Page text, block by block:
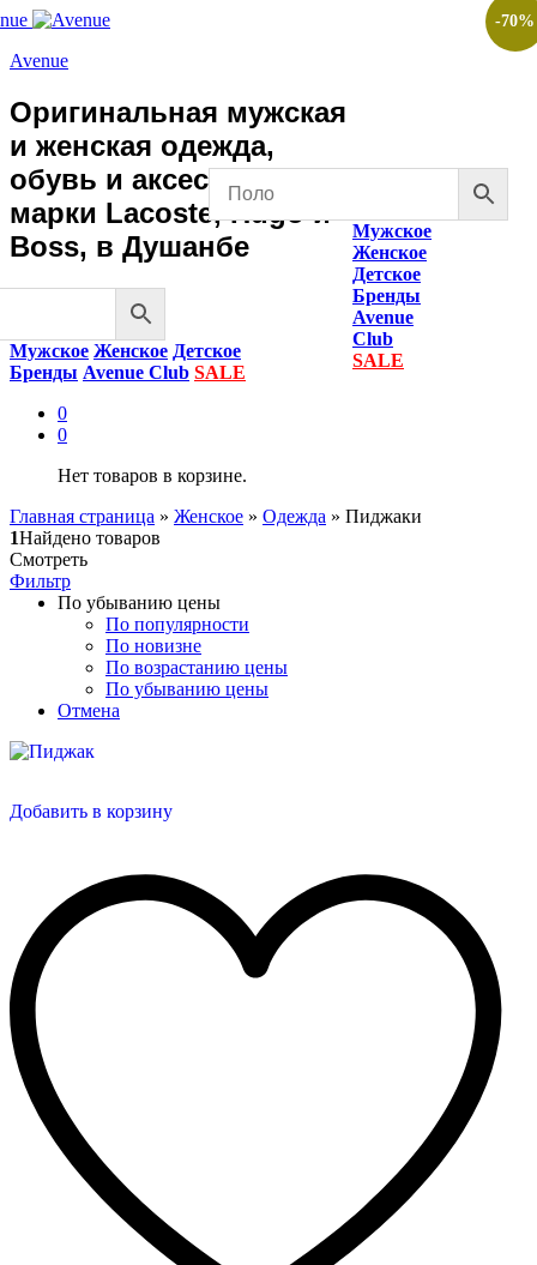
Avenue
Оригинальная мужская
и женская одежда,
обувь и аксессуары
марки Lacoste, Hugo и
Boss, в Душанбе
Мужское Женское Детское
Бренды Avenue Club SALE
0
0
Нет товаров в корзине.
Мужское
Женское
Детское
Бренды
Avenue
Club
SALE
Главная страница » Женское » Одежда » Пиджаки
1Найдено товаров
Смотреть
Фильтр
По убыванию цены
По популярности
По новизне
По возрастанию цены
По убыванию цены
Отмена
-70%
Добавить в корзину